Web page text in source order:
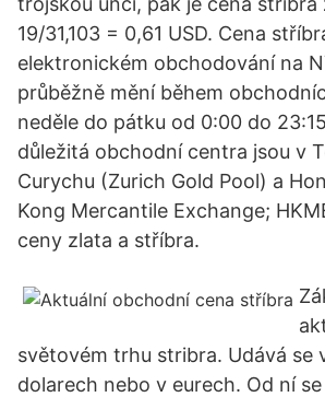
19/31,103 = 0,61 USD. Cena
elektronickém obchodování na
průběžně mění během
neděle do pátku od 0:00 do
důležitá obchodní centra jsou v
Curychu (Zurich Gold Pool) a
Kong Mercantile Exchange;
ceny zlata a stříbra.
světovém trhu stribra. Udává se
dolarech nebo v eurech. Od ní